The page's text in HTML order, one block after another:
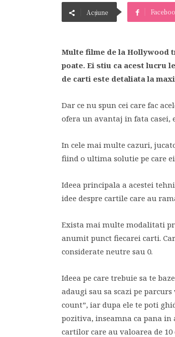
Acțiune
Multe filme de la Hollywood
poate. Ei stiu ca acest lucru
de carti este detaliata la
Dar ce nu spun cei care fac
ofera un avantaj in fata casei,
In cele mai multe cazuri,
fiind o ultima solutie pe care
Ideea principala a acestei
idee despre cartile care au
Exista mai multe modalitati
anumit punct fiecarei carti.
considerate neutre sau 0.
Ideea pe care trebuie sa te
adaugi sau sa scazi pe
count”, iar dupa ele te poti
pozitiva, inseamna ca pana
cartilor care au valoarea de